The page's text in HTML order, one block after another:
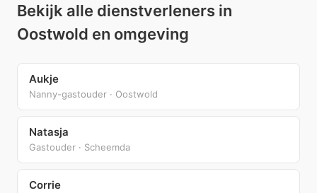
Bekijk alle dienstverleners in
Oostwold en omgeving
Aukje
Nanny-gastouder · Oostwold
Natasja
Gastouder · Scheemda
Corrie